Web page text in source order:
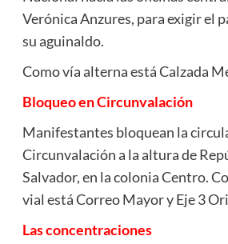
Verónica Anzures, para exigir el
su aguinaldo.
Como vía alterna está Calzada
Bloqueo en Circunvalación
Manifestantes bloquean la
Circunvalación a la altura de
Salvador, en la colonia Centro.
vial está Correo Mayor y Eje 3
Las concentraciones